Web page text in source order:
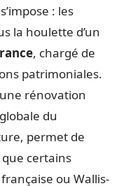
: les
la houlette d’un
, chargé de
patrimoniales.
rénovation
du
permet de
certains
ou Wallis-